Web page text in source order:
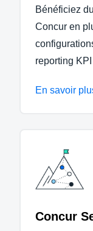
Bénéficiez
Concur en
reporting
En savoir
Concur